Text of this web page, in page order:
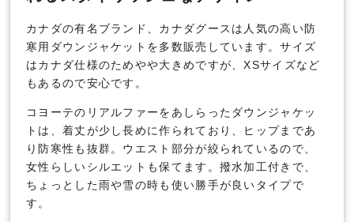
カナダの有名ブランド、カナダグースは人気の高い防
寒用ダウンジャケットを多数販売しています。サイズ
はカナダ仕様のためやや大きめですが、XSサイズなど
もあるので安心です。
コヨーテのリアルファーをあしらったダウンジャケッ
トは、着丈が少し長めに作られており、ヒップまであ
り防寒性も抜群。ウエスト部分が絞られているので、
女性らしいシルエットも保てます。撥水加工付きで、
ちょっとした雨や雪の時も使い勝手が良いタイプで
す。